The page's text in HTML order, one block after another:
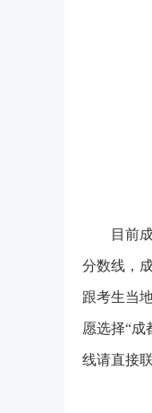
目前
分数线，
跟考生当
愿选择“成
线请直接